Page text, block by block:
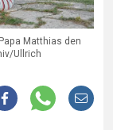
Matthias den
Ullrich